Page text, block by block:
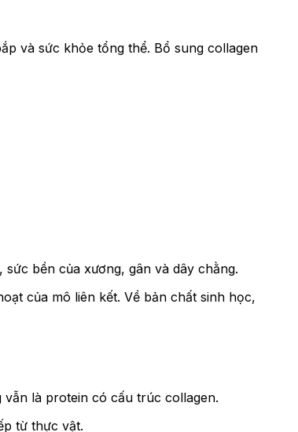
và sức khỏe tổng thể. Bổ sung collagen
bền của xương, gân và dây chằng.
của mô liên kết. Về bản chất sinh học,
là protein có cấu trúc collagen.
từ thực vật.